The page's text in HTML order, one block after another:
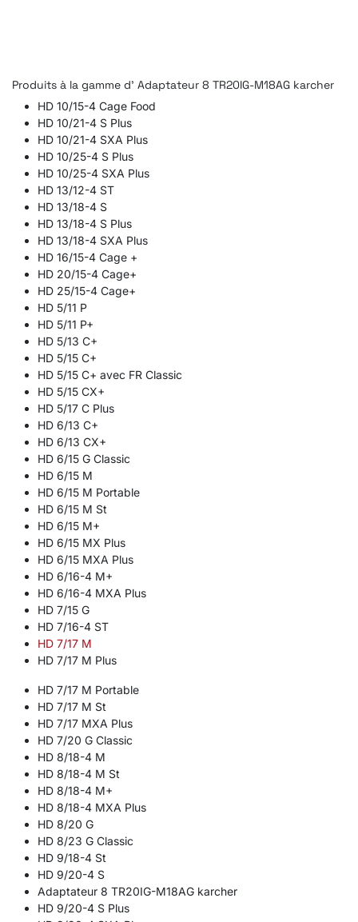
Produits à la gamme d' Adaptateur 8 TR20IG-M18AG karcher
HD 10/15-4 Cage Food
HD 10/21-4 S Plus
HD 10/21-4 SXA Plus
HD 10/25-4 S Plus
HD 10/25-4 SXA Plus
HD 13/12-4 ST
HD 13/18-4 S
HD 13/18-4 S Plus
HD 13/18-4 SXA Plus
HD 16/15-4 Cage +
HD 20/15-4 Cage+
HD 25/15-4 Cage+
HD 5/11 P
HD 5/11 P+
HD 5/13 C+
HD 5/15 C+
HD 5/15 C+ avec FR Classic
HD 5/15 CX+
HD 5/17 C Plus
HD 6/13 C+
HD 6/13 CX+
HD 6/15 G Classic
HD 6/15 M
HD 6/15 M Portable
HD 6/15 M St
HD 6/15 M+
HD 6/15 MX Plus
HD 6/15 MXA Plus
HD 6/16-4 M+
HD 6/16-4 MXA Plus
HD 7/15 G
HD 7/16-4 ST
HD 7/17 M
HD 7/17 M Plus
HD 7/17 M Portable
HD 7/17 M St
HD 7/17 MXA Plus
HD 7/20 G Classic
HD 8/18-4 M
HD 8/18-4 M St
HD 8/18-4 M+
HD 8/18-4 MXA Plus
HD 8/20 G
HD 8/23 G Classic
HD 9/18-4 St
HD 9/20-4 S
Adaptateur 8 TR20IG-M18AG karcher
HD 9/20-4 S Plus